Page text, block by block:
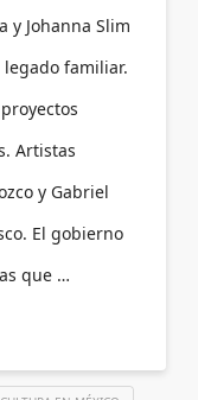
y Johanna Slim
familiar.
Artistas
y Gabriel
El gobierno
que …